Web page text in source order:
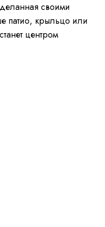
своими
патио, крыльцо или
центром